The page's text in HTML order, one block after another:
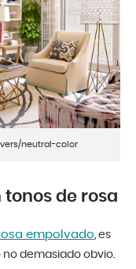
neutral-color
de rosa
empolvado, es
demasiado obvio.